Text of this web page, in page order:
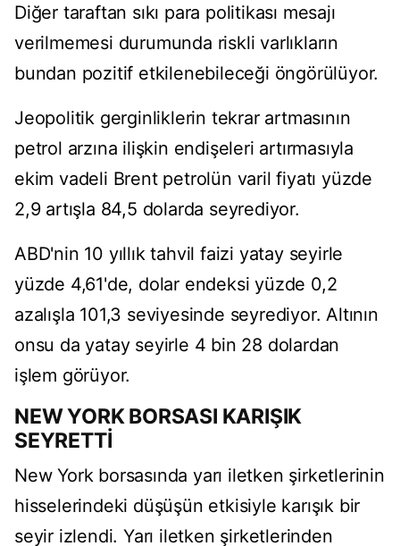
Diğer taraftan sıkı para politikası mesajı
verilmemesi durumunda riskli varlıkların
bundan pozitif etkilenebileceği öngörülüyor.
Jeopolitik gerginliklerin tekrar artmasının
petrol arzına ilişkin endişeleri artırmasıyla
ekim vadeli Brent petrolün varil fiyatı yüzde
2,9 artışla 84,5 dolarda seyrediyor.
ABD'nin 10 yıllık tahvil faizi yatay seyirle
yüzde 4,61'de, dolar endeksi yüzde 0,2
azalışla 101,3 seviyesinde seyrediyor. Altının
onsu da yatay seyirle 4 bin 28 dolardan
işlem görüyor.
NEW YORK BORSASI KARIŞIK
SEYRETTİ
New York borsasında yarı iletken şirketlerinin
hisselerindeki düşüşün etkisiyle karışık bir
seyir izlendi. Yarı iletken şirketlerinden